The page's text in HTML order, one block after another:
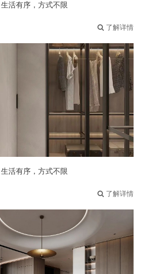
活有序，方式不限
了解详情
配丨高柜定制，生活有序，方式不限
活有序，方式不限
了解详情
丨简约轮廓下的新主张：艺术与时尚